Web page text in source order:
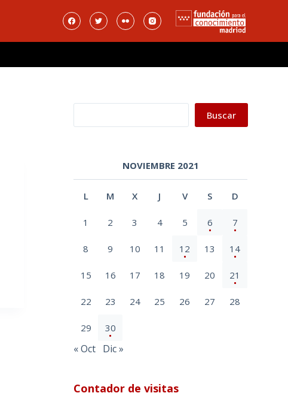
Buscar
NOVIEMBRE 2021
L M X J V S D
1 2 3 4 5 6 7
8 9 10 11 12 13 14
15 16 17 18 19 20 21
22 23 24 25 26 27 28
29 30
« Oct Dic »
Contador de visitas